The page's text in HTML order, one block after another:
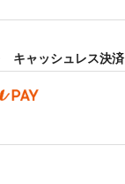
キャッシュレス決済